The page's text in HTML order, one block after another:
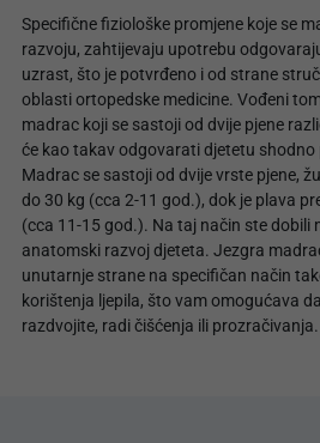
Specifične fiziološke promjene koje se
razvoju, zahtijevaju upotrebu
uzrast, što je potvrđeno i od strane
oblasti ortopedske medicine. Vođeni
madrac koji se sastoji od dvije pjene
će kao takav odgovarati djetetu shodno
Madrac se sastoji od dvije vrste pjene,
do 30 kg (cca 2-11 god.), dok je plava
(cca 11-15 god.). Na taj način ste dobili
anatomski razvoj djeteta. Jezgra
unutarnje strane na specifičan način
korištenja ljepila, što vam omogućava
razdvojite, radi čišćenja ili prozračivanja.